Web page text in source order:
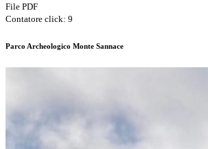
File PDF
Contatore click: 9
Parco Archeologico Monte Sannace